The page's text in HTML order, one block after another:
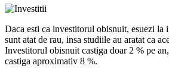
Daca esti ca investitorul obisnuit, esuezi la
sunt atat de rau, insa studiile au aratat ca
Investitorul obisnuit castiga doar 2 % pe
castiga aproximativ 8 %.